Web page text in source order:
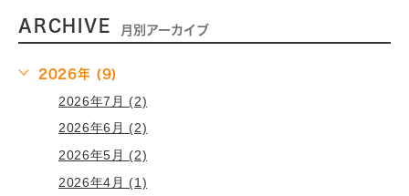
ARCHIVE 月別アーカイブ
2026年 (9)
2026年7月 (2)
2026年6月 (2)
2026年5月 (2)
2026年4月 (1)